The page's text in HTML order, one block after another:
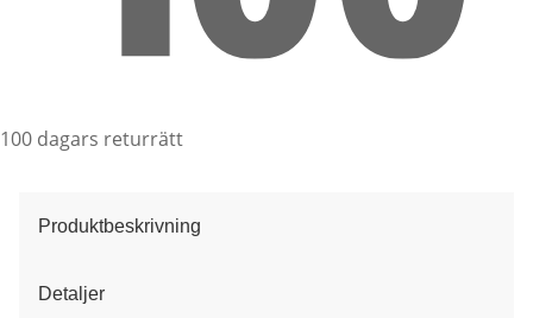
100 dagars returrätt
Produktbeskrivning
Detaljer